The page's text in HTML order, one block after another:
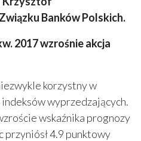
Banków Polskich.
2017 wzrośnie akcja
korzystny w
wyprzedzających.
wskaźnika prognozy
przyniósł 4.9 punktowy